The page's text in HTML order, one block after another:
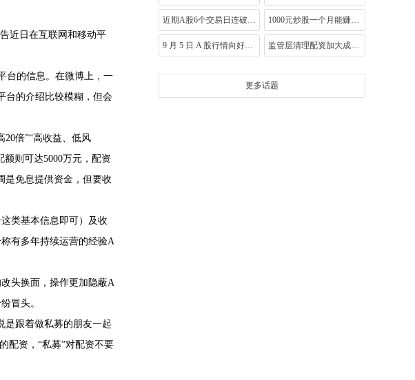
近日在互联网和移动平
台的信息。在微博上，一
台的介绍比较模糊，但会
倍”“高收益、低风
额则可达5000万元，配资
是免息提供资金，但要收
类基本信息即可）及收
有多年持续运营的经验A
头换面，操作更加隐蔽A
冒头。
是跟着做私募的朋友一起
配资，“私募”对配资不要
近期A股6个交易日连破5关口，两市成交放 1000元炒股一个月能赚多少？这样操作收益
9 月 5 日 A 股行情向好，场外配资似有抬 监管层清理配资加大成本，沪指涨两融升
更多话题